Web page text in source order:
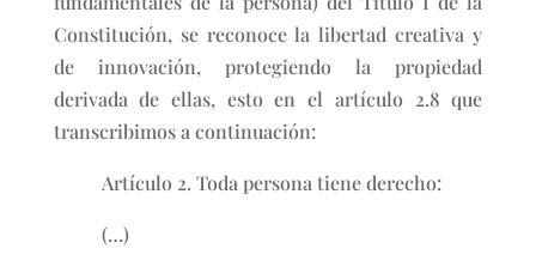
Constitución, se reconoce la libertad creativa y
de innovación, protegiendo la propiedad
derivada de ellas, esto en el artículo 2.8 que
transcribimos a continuación:
Artículo 2. Toda persona tiene derecho:
(…)